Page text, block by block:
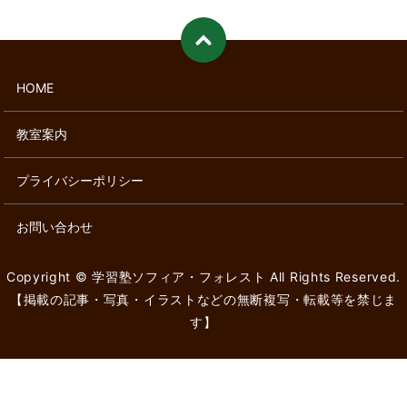
HOME
教室案内
プライバシーポリシー
お問い合わせ
Copyright © 学習塾ソフィア・フォレスト All Rights Reserved.
【掲載の記事・写真・イラストなどの無断複写・転載等を禁じま
す】